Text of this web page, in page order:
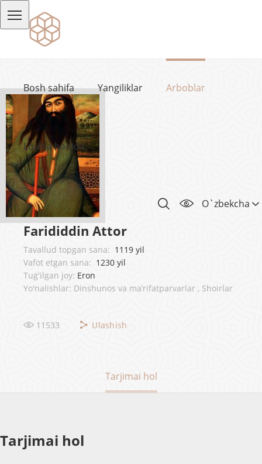
Bosh sahifa Yangiliklar Arboblar
Loyiha haqida
O`zbekcha
Farididdin Attor
Tavallud topgan sana: 1119 yil
Vafot etgan sana: 1230 yil
Tug'ilgan joy: Eron
Yo'nalishlar: Dinshunos va ma’rifatparvarlar , Shoirlar
11533 Ulashish
Tarjimai hol
Tarjimai hol